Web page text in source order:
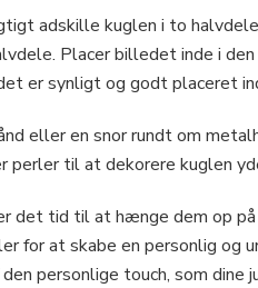
adskille kuglen i to
Placer billedet inde i
er synligt og godt placeret
eller en snor rundt om
perler til at dekorere kuglen
det tid til at hænge dem op
for at skabe en personlig og
personlige touch, som dine